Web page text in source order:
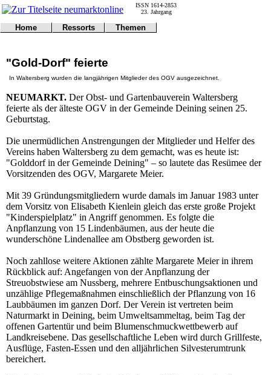
"Gold-Dorf" feierte
In Waltersberg wurden die langjährigen Mitglieder des OGV ausgezeichnet.
NEUMARKT. Der Obst- und Gartenbauverein Waltersberg
feierte als der älteste OGV in der Gemeinde Deining seinen 25.
Geburtstag.
Die unermüdlichen Anstrengungen der Mitglieder und Helfer des
Vereins haben Waltersberg zu dem gemacht, was es heute ist:
"Golddorf in der Gemeinde Deining" – so lautete das Resümee der
Vorsitzenden des OGV, Margarete Meier.
Mit 39 Gründungsmitgliedern wurde damals im Januar 1983 unter
dem Vorsitz von Elisabeth Kienlein gleich das erste große Projekt
"Kinderspielplatz" in Angriff genommen. Es folgte die
Anpflanzung von 15 Lindenbäumen, aus der heute die
wunderschöne Lindenallee am Obstberg geworden ist.
Noch zahllose weitere Aktionen zählte Margarete Meier in ihrem
Rückblick auf: Angefangen von der Anpflanzung der
Streuobstwiese am Nussberg, mehrere Entbuschungsaktionen und
unzählige Pflegemaßnahmen einschließlich der Pflanzung von 16
Laubbäumen im ganzen Dorf. Der Verein ist vertreten beim
Naturmarkt in Deining, beim Umweltsammeltag, beim Tag der
offenen Gartentür und beim Blumenschmuckwettbewerb auf
Landkreisebene. Das gesellschaftliche Leben wird durch Grillfeste,
Ausflüge, Fasten-Essen und den alljährlichen Silvesterumtrunk
bereichert.
ISSN 1614-2853
23. Jahrgang
Home
Notfall
Impressum
Ressorts
Wirtschaft
Sport
Wetter
Leser
Themen
Online
Tipps
Land
Freizeit
Leute
Tiere
Eilmeldungen